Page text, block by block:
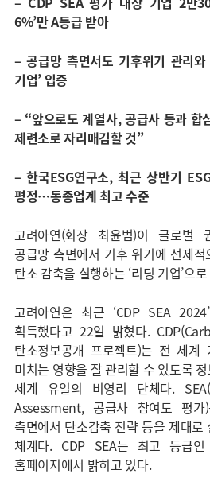
6%’만 A등급 받아
–공급망 측면서도 기후위기 관리
기업’ 입증
– “앞으로도 계열사, 공급사 등과 합
제련소로 자리매김할 것”
–한국ESG연구소, 최근 상반기
평정…동종업계 최고 수준
고려아연(회장 최윤범)이 글로벌
공급망 측면에서 기후 위기에 선제
탄소 감축을 실행하는 ‘리딩 기업’으
고려아연은 최근 ‘CDP SEA
획득했다고 22일 밝혔다.
탄소정보공개 프로젝트)는 전 세계
미치는 영향을 잘 관리할 수 있도록
세계 유일의 비영리 단체다.
Assessment, 공급사 참여도 평
측면에서 탄소감축 전략 등을 제대로
체계다. CDP SEA는 최고 등급
홈페이지에서 밝히고 있다.